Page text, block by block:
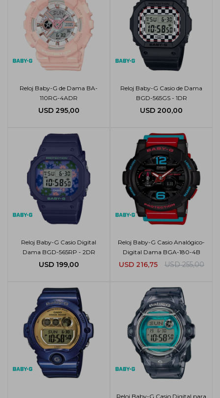
Reloj Baby-G de Dama BA-
110RG-4ADR
USD 295,00
Reloj Baby-G Casio de Dama
BGD-565GS - 1DR
USD 200,00
Reloj Baby-G Casio Digital
Dama BGD-565RP - 2DR
USD 199,00
Reloj Baby-G Casio Analógico-
Digital Dama BGA-180-4B
USD 216,75 USD 255,00
Reloj Baby-G Casio Digital para